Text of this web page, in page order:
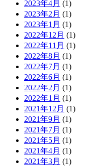
2023年4月 (1)
2023年2月 (1)
2023年1月 (1)
2022年12月 (1)
2022年11月 (1)
2022年8月 (1)
2022年7月 (1)
2022年6月 (1)
2022年2月 (1)
2022年1月 (1)
2021年12月 (1)
2021年9月 (1)
2021年7月 (1)
2021年5月 (1)
2021年4月 (1)
2021年3月 (1)